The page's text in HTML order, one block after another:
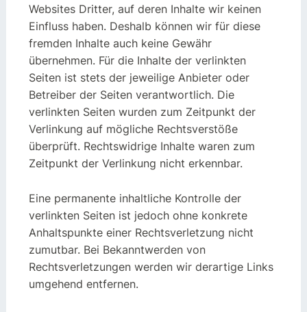
Websites Dritter, auf deren Inhalte wir keinen
Einfluss haben. Deshalb können wir für diese
fremden Inhalte auch keine Gewähr
übernehmen. Für die Inhalte der verlinkten
Seiten ist stets der jeweilige Anbieter oder
Betreiber der Seiten verantwortlich. Die
verlinkten Seiten wurden zum Zeitpunkt der
Verlinkung auf mögliche Rechtsverstöße
überprüft. Rechtswidrige Inhalte waren zum
Zeitpunkt der Verlinkung nicht erkennbar.
Eine permanente inhaltliche Kontrolle der
verlinkten Seiten ist jedoch ohne konkrete
Anhaltspunkte einer Rechtsverletzung nicht
zumutbar. Bei Bekanntwerden von
Rechtsverletzungen werden wir derartige Links
umgehend entfernen.